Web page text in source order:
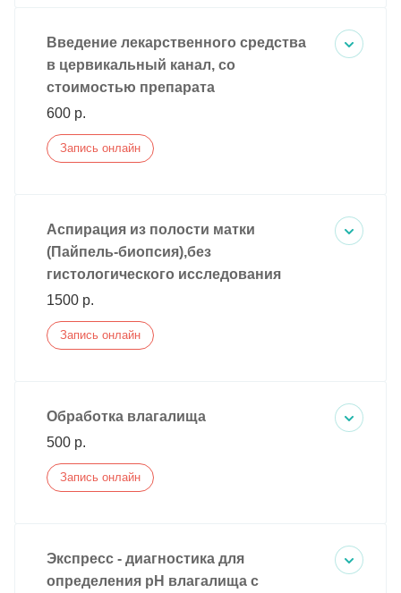
Введение лекарственного средства
в цервикальный канал, со
стоимостью препарата
600 р.
Запись онлайн
Аспирация из полости матки
(Пайпель-биопсия),без
гистологического исследования
1500 р.
Запись онлайн
Обработка влагалища
500 р.
Запись онлайн
Экспресс - диагностика для
определения рН влагалища с